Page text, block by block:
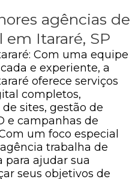
agências de
Itararé, SP
Com uma equipe
e experiente, a
oferece serviços
completos,
sites, gestão de
e campanhas de
um foco especial
trabalha de
para ajudar sua
seus objetivos de